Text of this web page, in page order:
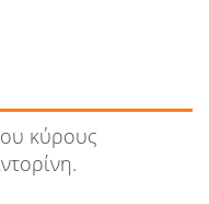
κύρους